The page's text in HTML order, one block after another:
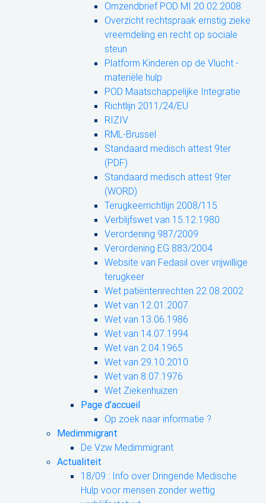
Omzendbrief POD MI 20.02.2008
Overzicht rechtspraak ernstig zieke
vreemdeling en recht op sociale
steun
Platform Kinderen op de Vlucht -
materiële hulp
POD Maatschappelijke Integratie
Richtlijn 2011/24/EU
RIZIV
RML-Brussel
Standaard medisch attest 9ter
(PDF)
Standaard medisch attest 9ter
(WORD)
Terugkeerrichtlijn 2008/115
Verblijfswet van 15.12.1980
Verordening 987/2009
Verordening EG 883/2004
Website van Fedasil over vrijwillige
terugkeer
Wet patiëntenrechten 22.08.2002
Wet van 12.01.2007
Wet van 13.06.1986
Wet van 14.07.1994
Wet van 2.04.1965
Wet van 29.10.2010
Wet van 8.07.1976
Wet Ziekenhuizen
Page d’accueil
Op zoek naar informatie ?
Medimmigrant
De Vzw Medimmigrant
Actualiteit
18/09 : Info over Dringende Medische
Hulp voor mensen zonder wettig